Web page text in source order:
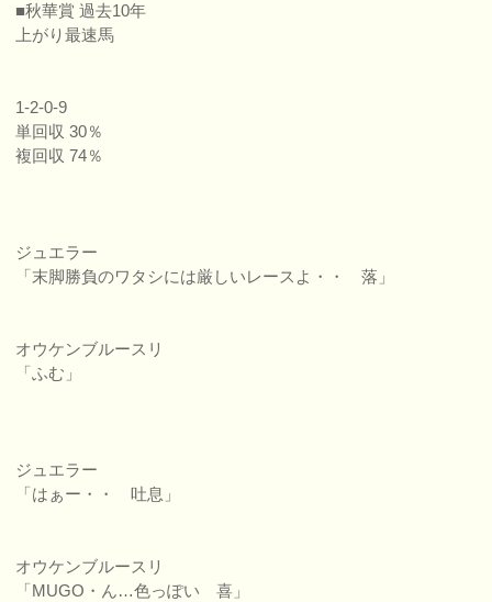
■秋華賞 過去10年
上がり最速馬
1-2-0-9
単回収 30％
複回収 74％
ジュエラー
「末脚勝負のワタシには厳しいレースよ・・ 落」
オウケンブルースリ
「ふむ」
ジュエラー
「はぁー・・ 吐息」
オウケンブルースリ
「MUGO・ん…色っぽい 喜」